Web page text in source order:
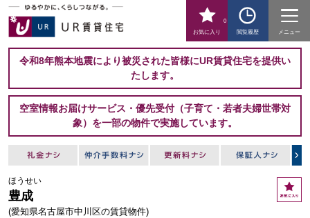
お気に入り
0
閲覧履歴
メニュー
令和8年熊本地震により被災された皆様にUR賃貸住宅を提供い
たします。
空室情報お届けサービス・優先受付（子育て・若者夫婦世帯対
象）を一部の物件で実施しています。
ほうせい
豊成
(愛知県名古屋市中川区の賃貸物件)
お
気